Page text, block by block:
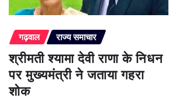
गढ़वाल राज्य समाचार
श्रीमती श्यामा देवी राणा के निधन
पर मुख्यमंत्री ने जताया गहरा
शोक